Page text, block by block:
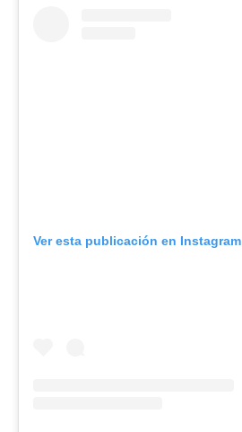
Ver esta publicación en Instagram